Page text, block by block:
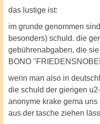
das lustige ist:
im grunde genommen
besonders) schuld. die
gebührenabgaben, die
BONO
wenn man also in
die schuld der gierigen
anonyme krake gema
aus der tasche ziehen